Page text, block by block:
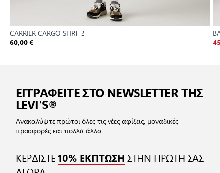
CARRIER CARGO SHRT-2
60,00 €
ΕΓΓΡΑΦΕΙΤΕ ΣΤΟ NEWSLETTER ΤΗΣ
LEVI'S®
Ανακαλύψτε πρώτοι όλες τις νέες αφίξεις, μοναδικές
προσφορές και πολλά άλλα.
ΚΕΡΔΙΣΤΕ10% ΕΚΠΤΩΣΗ ΣΤΗΝ ΠΡΩΤΗ ΣΑΣ